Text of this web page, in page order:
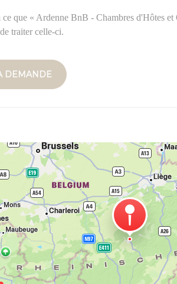
que « Ardenne BnB - Chambres d'Hôtes et
traiter celle-ci.